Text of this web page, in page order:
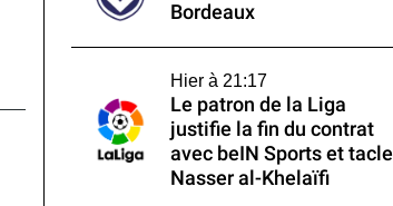
Bordeaux
Hier à 21:17
Le patron de la Liga
justifie la fin du contrat
avec beIN Sports et tacle
Nasser al-Khelaïfi